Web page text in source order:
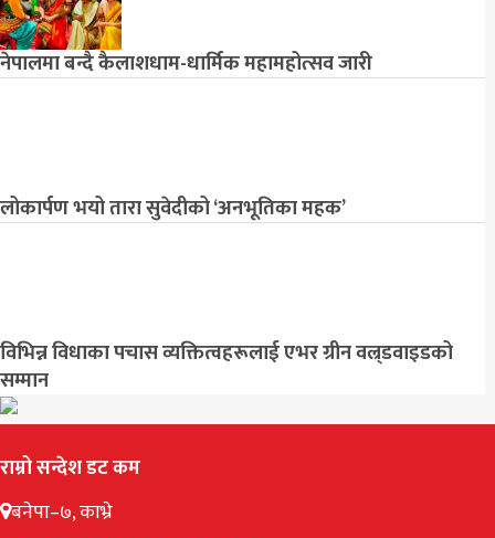
नेपालमा बन्दै कैलाशधाम-धार्मिक महामहोत्सव जारी
लोकार्पण भयो तारा सुवेदीको ‘अनभूतिका महक’
विभिन्न विधाका पचास व्यक्तित्वहरूलाई एभर ग्रीन वल्र्डवाइडको
सम्मान
राम्रो सन्देश डट कम
बनेपा–७, काभ्रे